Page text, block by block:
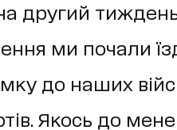
другий
ми почали
до наших
Якось до